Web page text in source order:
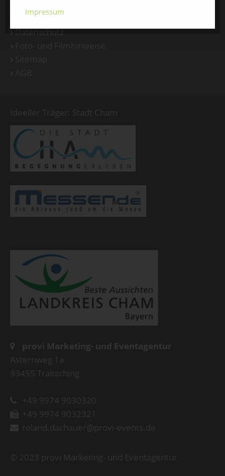
Impressum
Datenschutz
Ideeller Träger: Stadt Cham
provi Marketing- und Eventagentur
Asternweg 1a
93455 Traitsching
+49 9974 9030320
+49 9974 9032321
roland.dachauer@provi-events.de
© 2023 provi Marketing- und Eventagentur
Impressum